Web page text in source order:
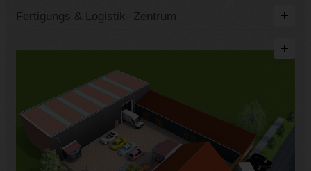
Fertigungs & Logistik- Zentrum